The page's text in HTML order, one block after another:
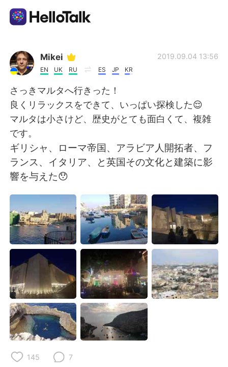
Language Exchange App
AI Grammar Checker
English
简体中文 繁體中文
Español
Français Deutsch
日本語 한국어
Русский
Indonesia Italiano
Türkçe Tiếng Việt
Português
Mikei
EN UK RU ES JP KR
2019.09.04 13:56
さっきマルタへ行きった！
良くリラックスをできて、いっぱい探検した😌
マルタは小さけど、歴史がとても面白くて、複雑
です。
ギリシャ、ローマ帝国、アラビア人開拓者、フ
ランス、イタリア、と英国その文化と建築に影
響を与えた😯
145 7